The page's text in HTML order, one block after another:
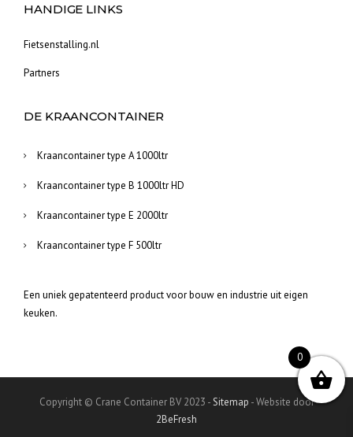
HANDIGE LINKS
Fietsenstalling.nl
Partners
DE KRAANCONTAINER
Kraancontainer type A 1000ltr
Kraancontainer type B 1000ltr HD
Kraancontainer type E 2000ltr
Kraancontainer type F 500ltr
Een uniek gepatenteerd product voor bouw en industrie uit eigen
keuken.
Copyright © Crane Container BV 2023 -Sitemap - Website door
2BeFresh
0